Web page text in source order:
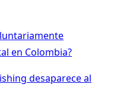
en Colombia?
desaparece al